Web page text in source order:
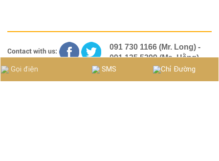
Contact with us:
091 730 1166 (Mr. Long) -
091 135 5299 (Ms. Hằng)
cotranhlopnha@gmail.com
Gọi điện SMS Chỉ Đường